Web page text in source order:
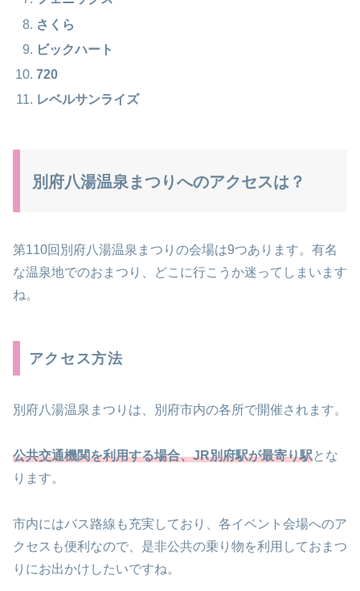
さくら
ビックハート
720
レベルサンライズ
別府八湯温泉まつりへのアクセスは？
第110回別府八湯温泉まつりの会場は9つあります。有名
な温泉地でのおまつり、どこに行こうか迷ってしまいます
ね。
アクセス方法
別府八湯温泉まつりは、別府市内の各所で開催されます。
公共交通機関を利用する場合、JR別府駅が最寄り駅とな
ります。
市内にはバス路線も充実しており、各イベント会場へのア
クセスも便利なので、是非公共の乗り物を利用しておまつ
りにお出かけしたいですね。